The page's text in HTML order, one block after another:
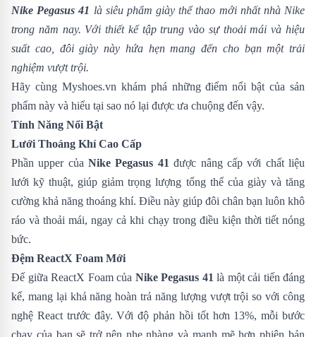
Nike Pegasus 41 là siêu phẩm giày thể thao mới nhất nhà Nike
trong năm nay. Với thiết kế tập trung vào sự thoải mái và hiệu
suất cao, đôi giày này hứa hẹn mang đến cho bạn một trải
nghiệm vượt trội.
Hãy cùng Myshoes.vn khám phá những điểm nổi bật của sản
phẩm này và hiểu tại sao nó lại được ưa chuộng đến vậy.
Tính Năng Nổi Bật
Lưới Thoáng Khí Cao Cấp
Phần upper củaNike Pegasus 41 được nâng cấp với chất liệu
lưới kỹ thuật, giúp giảm trọng lượng tổng thể của giày và tăng
cường khả năng thoáng khí. Điều này giúp đôi chân bạn luôn khô
ráo và thoải mái, ngay cả khi chạy trong điều kiện thời tiết nóng
bức.
Đệm ReactX Foam Mới
Đế giữa ReactX Foam của Nike Pegasus 41 là một cải tiến đáng
kể, mang lại khả năng hoàn trả năng lượng vượt trội so với công
nghệ React trước đây. Với độ phản hồi tốt hơn 13%, mỗi bước
chạy của bạn sẽ trở nên nhẹ nhàng và mạnh mẽ hơn phiên bản